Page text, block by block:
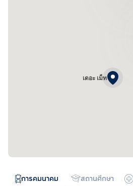
เดอะ เม็ท
การคมนาคม สถานศึกษา